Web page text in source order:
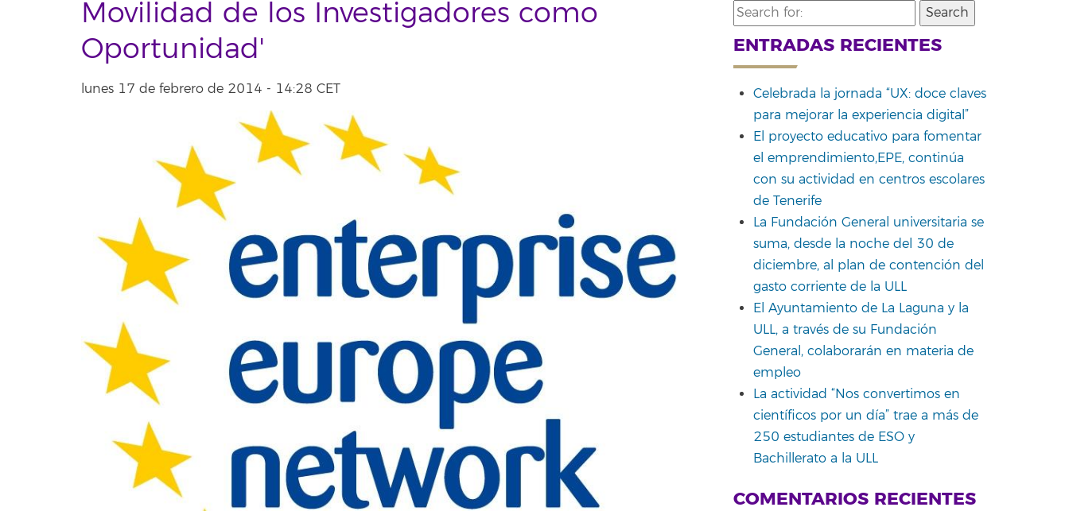
Movilidad de los Investigadores como
Oportunidad'
lunes 17 de febrero de 2014 - 14:28 CET
Search
for:
ENTRADAS RECIENTES
Celebrada la jornada “UX: doce claves
para mejorar la experiencia digital”
El proyecto educativo para fomentar
el emprendimiento,EPE, continúa
con su actividad en centros escolares
de Tenerife
La Fundación General universitaria se
suma, desde la noche del 30 de
diciembre, al plan de contención del
gasto corriente de la ULL
El Ayuntamiento de La Laguna y la
ULL, a través de su Fundación
General, colaborarán en materia de
empleo
La actividad “Nos convertimos en
científicos por un día” trae a más de
250 estudiantes de ESO y
Bachillerato a la ULL
COMENTARIOS RECIENTES